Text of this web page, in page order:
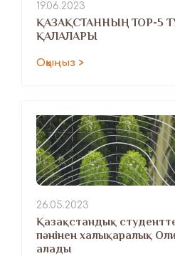
19.06.2023
ҚАЗАҚСТАННЫҢ TOP-5
ҚАЛАЛАРЫ
Оқыңыз >
26.05.2023
Қазақстандық
пәнінен халықаралық
алады